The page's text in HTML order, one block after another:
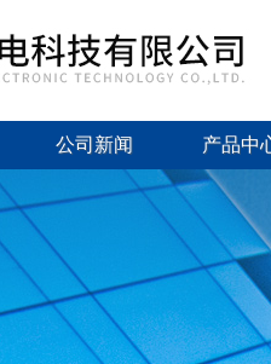
公司新闻 产品中